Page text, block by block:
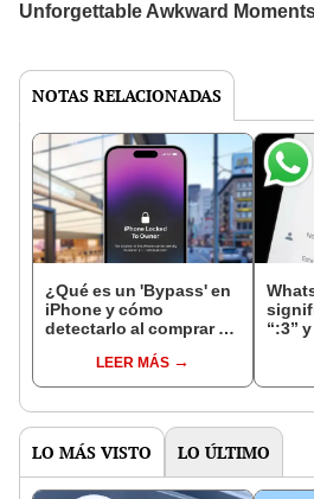
NOTAS RELACIONADAS
¿Qué es un 'Bypass' en
iPhone y cómo
detectarlo al comprar un
LEER MÁS
“:3”
LO MÁS VISTO LO ÚLTIMO